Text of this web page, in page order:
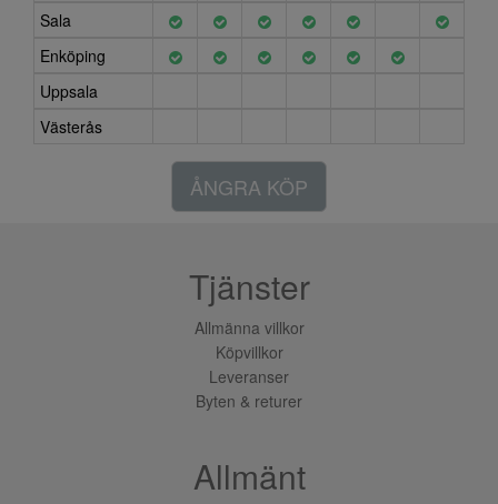
Sala
Enköping
Uppsala
Västerås
ÅNGRA KÖP
Tjänster
Allmänna villkor
Köpvillkor
Leveranser
Byten & returer
Allmänt